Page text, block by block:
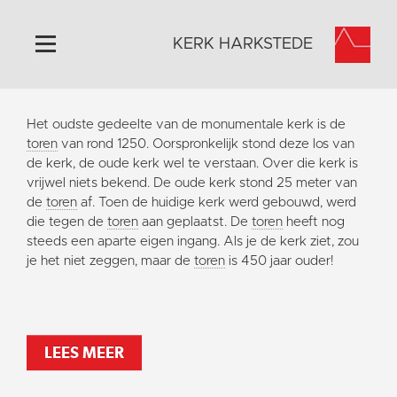
Home
Algemeen
Historie
Omgeving
Activiteiten
Steun ons
KERK HARKSTEDE
Het oudste gedeelte van de monumentale kerk is de
toren van rond 1250. Oorspronkelijk stond deze los van
de kerk, de oude kerk wel te verstaan. Over die kerk is
vrijwel niets bekend. De oude kerk stond 25 meter van
de toren af. Toen de huidige kerk werd gebouwd, werd
die tegen de toren aan geplaatst. De toren heeft nog
steeds een aparte eigen ingang. Als je de kerk ziet, zou
je het niet zeggen, maar de toren is 450 jaar ouder!
LEES MEER